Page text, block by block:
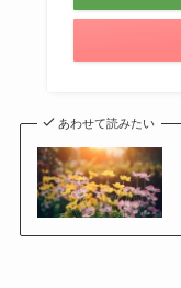
あわせて読みたい